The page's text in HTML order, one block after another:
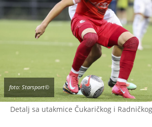
Detalj sa utakmice Čukaričkog i
foto: Starsport©